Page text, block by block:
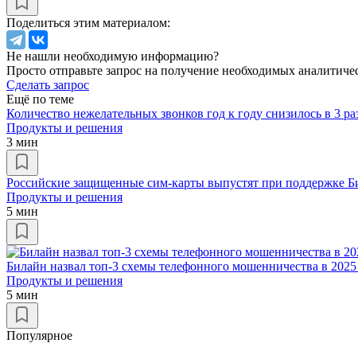
Поделиться этим материалом:
Не нашли необходимую информацию?
Просто отправьте запрос на получение необходимых
Сделать запрос
Ещё по теме
Количество нежелательных звонков год к году снизилось в 3
Продукты и решения
3 мин
Российские защищенные сим-карты выпустят при поддержке
Продукты и решения
5 мин
Билайн назвал топ-3 схемы телефонного мошенничества в 2025
Продукты и решения
5 мин
Популярное